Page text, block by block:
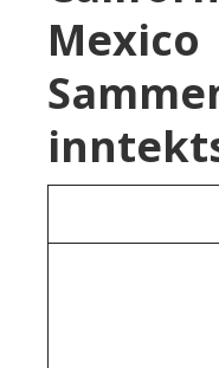
Mexico